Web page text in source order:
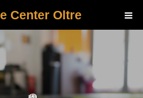
Center Oltre
の
に